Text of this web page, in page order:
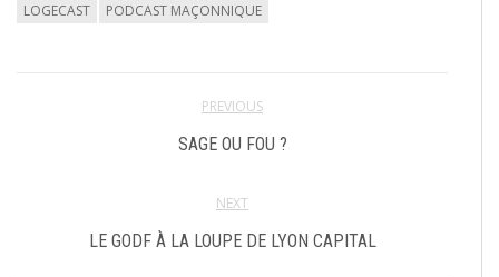
LOGECAST PODCAST MAÇONNIQUE
PREVIOUS
SAGE OU FOU ?
NEXT
LE GODF À LA LOUPE DE LYON CAPITAL